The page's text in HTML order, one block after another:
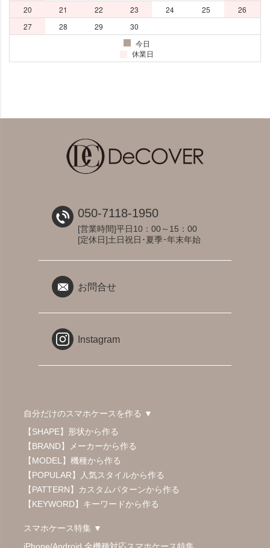
050-7118-1950
[営業時間]平日10：00～15：00
[定休日]土日祝日･夏季･年末年始
お問合せ
Instagram
自分だけのスマホケースを作る ▼
【SHAPE】形状から作る
【BRAND】メーカーから作る
【MODEL】機種から作る
【POPULAR】人気スタイルから作る
【PATTERN】カスタムパターンから作る
【KEYWORD】キーワードから作る
スマホケース特集 ▼